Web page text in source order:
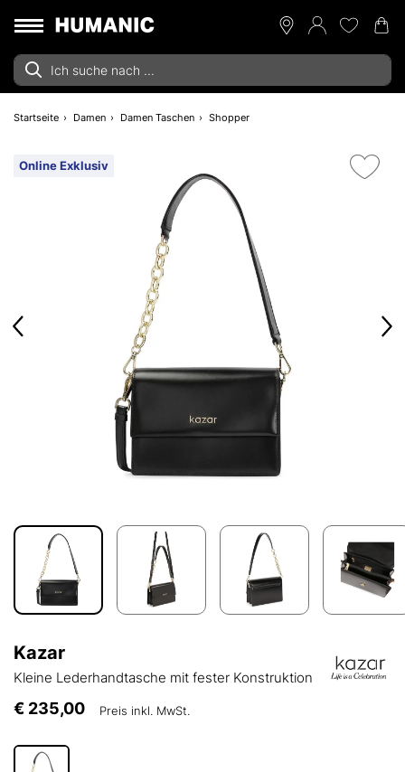
Startseite Damen Damen Taschen Shopper
Online Exklusiv
Kazar
Kleine Lederhandtasche mit fester Konstruktion
€ 235,00 Preis inkl. MwSt.